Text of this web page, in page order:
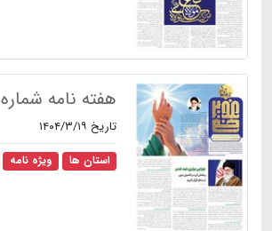
هفته نامه شماره ۸۴۳
تاریخ ۱۴۰۴/۳/۱۹
استان ها ویژه نامه